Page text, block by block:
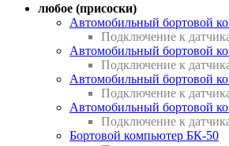
любое (присоски)
Автомобильный бортовой
Подключение к
Автомобильный бортовой
Подключение к
Автомобильный бортовой
Подключение к
Автомобильный бортовой
Подключение к
Бортовой компьютер БК-50